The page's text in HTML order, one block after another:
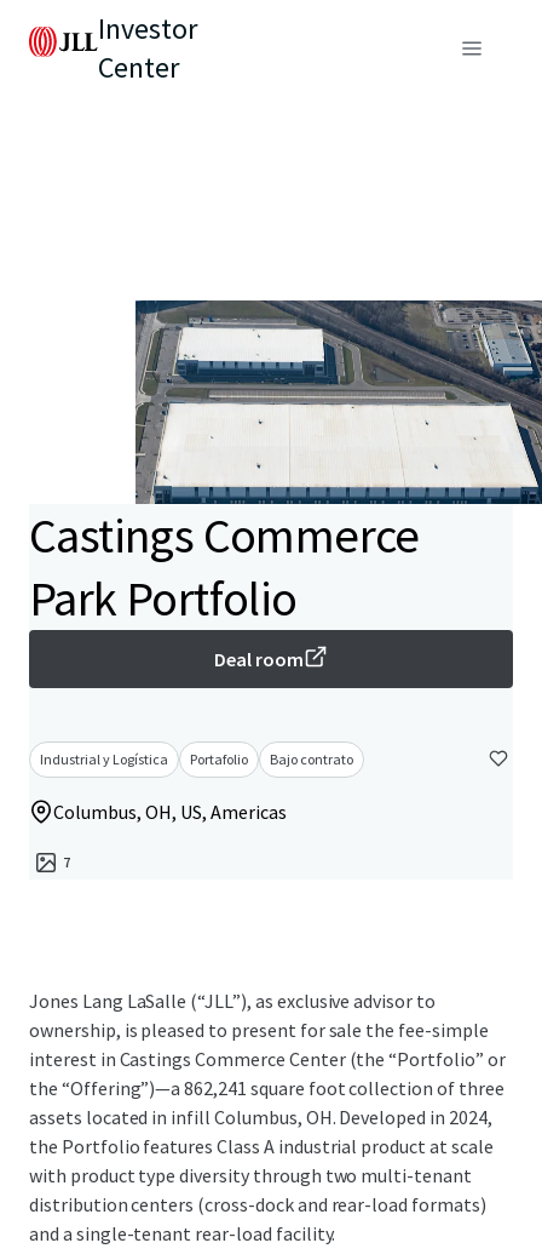
Investor
Center
Castings Commerce
Park Portfolio
Deal room
Industrial y Logística Portafolio Bajo contrato
Columbus, OH, US, Americas
7
Jones Lang LaSalle (“JLL”), as exclusive advisor to
ownership, is pleased to present for sale the fee-simple
interest in Castings Commerce Center (the “Portfolio” or
the “Offering”)—a 862,241 square foot collection of three
assets located in infill Columbus, OH. Developed in 2024,
the Portfolio features Class A industrial product at scale
with product type diversity through two multi-tenant
distribution centers (cross-dock and rear-load formats)
and a single-tenant rear-load facility.